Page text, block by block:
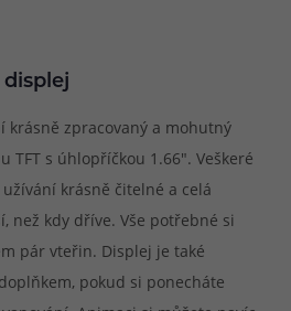
displej
krásně zpracovaný a mohutný
TFT s úhlopříčkou 1.66". Veškeré
krásně čitelné a celá
než kdy dříve. Vše potřebné si
pár vteřin. Displej je také
pokud si ponecháte